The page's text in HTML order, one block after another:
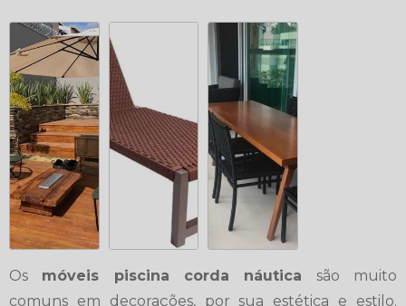
Os móveis piscina corda náutica são muito
comuns em decorações, por sua estética e estilo.